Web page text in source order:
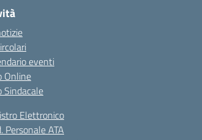
eventi
Online
Sindacale
Elettronico
Personale ATA